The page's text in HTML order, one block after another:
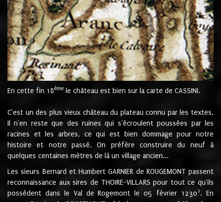
En cette fin 18ème le château est bien sur la carte de CASSINI.
C'est un des plus vieux château du plateau connu par les textes.
Il n'en reste que des ruines qui s'écroulent poussées par les
racines et les arbres, ce qui est bien dommage pour notre
histoire et notre passé. On préfère construire du neuf à
quelques centaines mètres de là un village ancien...
Les sieurs Bernard et Humbert GARNIER de ROUGEMONT passent
reconnaissance aux sires de THOIRE-VILLARS pour tout ce qu'ils
possèdent dans le Val de Rogemont le 05 février 12301 . En